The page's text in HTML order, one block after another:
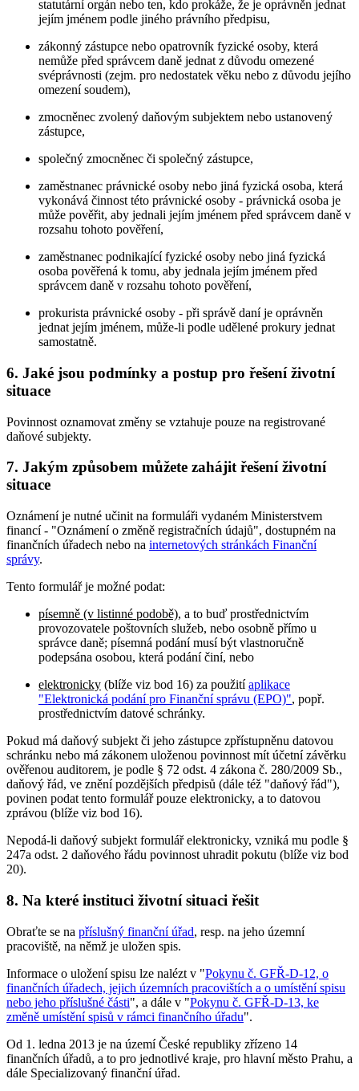
statutární orgán nebo ten, kdo prokáže, že je oprávněn jednat
jejím jménem podle jiného právního předpisu,
zákonný zástupce nebo opatrovník fyzické osoby, která
nemůže před správcem daně jednat z důvodu omezené
svéprávnosti (zejm. pro nedostatek věku nebo z důvodu jejího
omezení soudem),
zmocněnec zvolený daňovým subjektem nebo ustanovený
zástupce,
společný zmocněnec či společný zástupce,
zaměstnanec právnické osoby nebo jiná fyzická osoba, která
vykonává činnost této právnické osoby - právnická osoba je
může pověřit, aby jednali jejím jménem před správcem daně v
rozsahu tohoto pověření,
zaměstnanec podnikající fyzické osoby nebo jiná fyzická
osoba pověřená k tomu, aby jednala jejím jménem před
správcem daně v rozsahu tohoto pověření,
prokurista právnické osoby - při správě daní je oprávněn
jednat jejím jménem, může-li podle udělené prokury jednat
samostatně.
6. Jaké jsou podmínky a postup pro řešení životní
situace
Povinnost oznamovat změny se vztahuje pouze na registrované
daňové subjekty.
7. Jakým způsobem můžete zahájit řešení životní
situace
Oznámení je nutné učinit na formuláři vydaném Ministerstvem
financí - "Oznámení o změně registračních údajů", dostupném na
finančních úřadech nebo na internetových stránkách Finanční
správy.
Tento formulář je možné podat:
písemně (v listinné podobě), a to buď prostřednictvím
provozovatele poštovních služeb, nebo osobně přímo u
správce daně; písemná podání musí být vlastnoručně
podepsána osobou, která podání činí, nebo
elektronicky (blíže viz bod 16) za použitíaplikace
"Elektronická podání pro Finanční správu (EPO)", popř.
prostřednictvím datové schránky.
Pokud má daňový subjekt či jeho zástupce zpřístupněnu datovou
schránku nebo má zákonem uloženou povinnost mít účetní závěrku
ověřenou auditorem, je podle § 72 odst. 4 zákona č. 280/2009 Sb.,
daňový řád, ve znění pozdějších předpisů (dále též "daňový řád"),
povinen podat tento formulář pouze elektronicky, a to datovou
zprávou (blíže viz bod 16).
Nepodá-li daňový subjekt formulář elektronicky, vzniká mu podle §
247a odst. 2 daňového řádu povinnost uhradit pokutu (blíže viz bod
20).
8. Na které instituci životní situaci řešit
Obraťte se na příslušný finanční úřad, resp. na jeho územní
pracoviště, na němž je uložen spis.
Informace o uložení spisu lze nalézt v "Pokynu č. GFŘ-D-12, o
finančních úřadech, jejich územních pracovištích a o umístění spisu
nebo jeho příslušné části", a dále v "Pokynu č. GFŘ-D-13, ke
změně umístění spisů v rámci finančního úřadu".
Od 1. ledna 2013 je na území České republiky zřízeno 14
finančních úřadů, a to pro jednotlivé kraje, pro hlavní město Prahu, a
dále Specializovaný finanční úřad.